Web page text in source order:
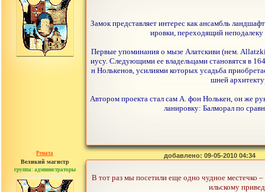
Замок представляет интерес как ансамбль
ировки, переходящий неподалеку
Первые упоминания о мызе Алатскиви (нем.
иусу. Следующими ее владельцами становятся в
н Нолькенов, усилиями которых усадьба
шней
Автором проекта стал сам А. фон Нолькен, он же
ланировку: Балморал по
Рената
Великий магистр
группа: администраторы
сообщений: 30442
добавлено: 09-05-2010 04:34
В тот раз мы посетили еще одно чудное местечко
ильскому